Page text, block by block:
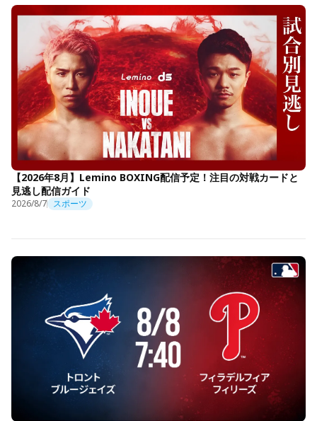
【2026年8月】Lemino BOXING配信予定！注目の対戦カードと
見逃し配信ガイド
2026/8/7 スポーツ